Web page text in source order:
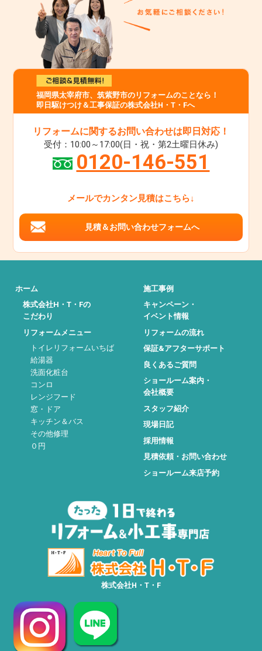
福岡県太宰府市、筑紫野市のリフォームのことなら！
即日駆けつけ＆工事保証の株式会社H・T・Fへ
リフォームに関するお問い合わせは即日対応！
受付：10:00～17:00(日・祝・第2土曜日休み)
0120-146-551
メールでカンタン見積はこちら↓
見積＆お問い合わせフォームへ
ホーム
株式会社H・T・Fの
こだわり
リフォームメニュー
トイレリフォームいちば
給湯器
洗面化粧台
コンロ
レンジフード
窓・ドア
キッチン＆バス
その他修理
０円
施工事例
キャンペーン・
イベント情報
リフォームの流れ
保証&アフターサポート
良くあるご質問
ショールーム案内・
会社概要
スタッフ紹介
現場日記
採用情報
見積依頼・お問い合わせ
ショールーム来店予約
株式会社H・T・F